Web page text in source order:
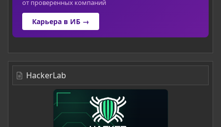
от проверенных компаний
Карьера в ИБ →
HackerLab